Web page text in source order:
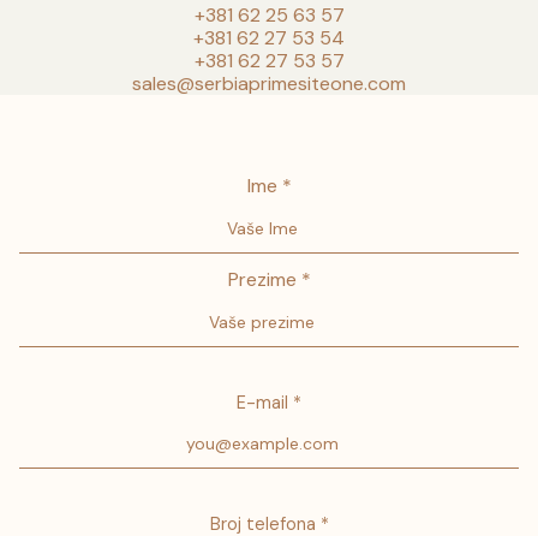
+381 62 25 63 57
+381 62 27 53 54
+381 62 27 53 57
sales@serbiaprimesiteone.com
Ime *
Prezime *
E-mail *
Broj telefona *